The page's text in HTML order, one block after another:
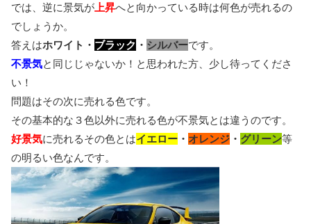
では、逆に景気が 上昇へと向かっている時は何色が売れるの
でしょうか。
答えはホワイト・ ブラック ・ シルバーです。
不景気と同じじゃないか！と思われた方、少し待ってくださ
い！
問題はその次に売れる色です。
その基本的な３色以外に売れる色が不景気とは違うのです。
好景気に売れるその色とはイエロー ・ オレンジ ・ グリーン等
の明るい色なんです。